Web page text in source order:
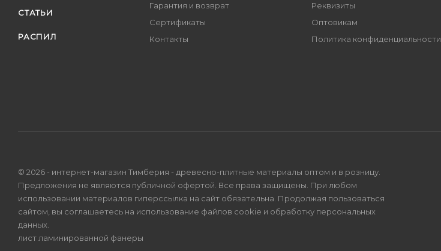
СТАТЬИ
РАСПИЛ
Гарантия и возврат
Сертификаты
Контакты
Реквизиты
Оптовикам
Политика конфиденциальности
© 2026 - интернет-магазин Тимберия - древесно-плитные материалы оптом и в розницу.
Предложения не являются публичной офертой. Все права защищены. При любом
использовании материалов гиперссылка на сайт обязательна. Продолжая пользоваться
сайтом, вы соглашаетесь на использование файлов cookie и обработку персональных
данных
лист ламинированной фанеры